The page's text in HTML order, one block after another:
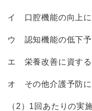
イ 口腔機能の向上に
ウ 認知機能の低下
エ 栄養改善に資する
オ その他介護予防に
（2）1回あたりの実